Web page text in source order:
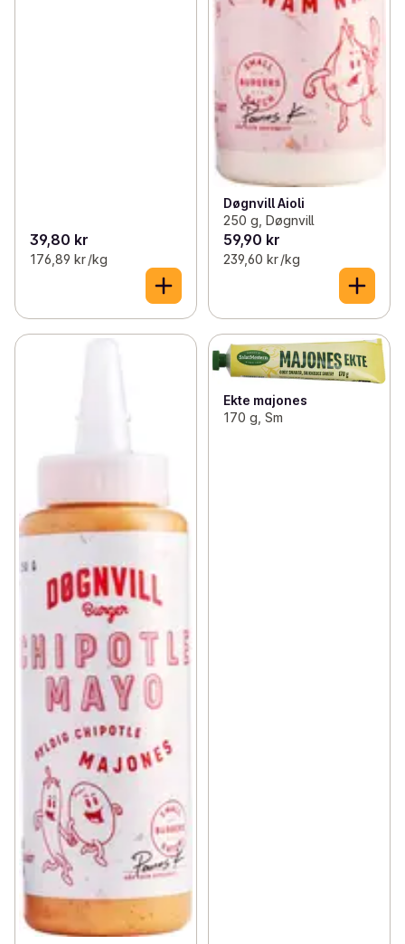
39,80 kr
176,89 kr /kg
Døgnvill Aioli
250 g, Døgnvill
59,90 kr
239,60 kr /kg
Ekte majones
170 g, Sm